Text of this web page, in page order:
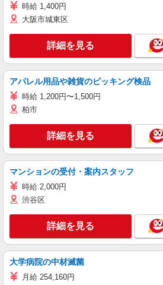
時給 1,400円
大阪市城東区
詳細を見る
アパレル用品や雑貨のピッキング検品
時給 1,200円〜1,500円
柏市
詳細を見る
マンションの受付・案内スタッフ
時給 2,000円
渋谷区
詳細を見る
大学病院の中材滅菌
月給 254,160円